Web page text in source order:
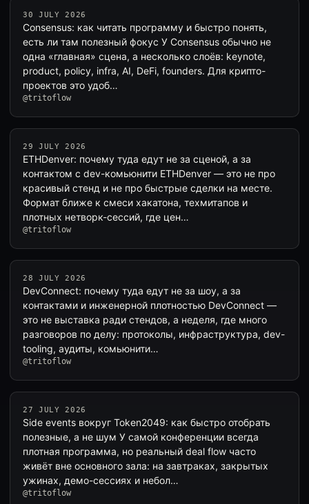
30 JULY 2026
Consensus: как читать программу и быстро понять,
есть ли там полезный фокус У Consensus обычно не
одна «главная» сцена, а несколько слоёв: keynote,
product, policy, infra, AI, DeFi, founders. Для крипто-
проектов это удоб…
@tritoflow
29 JULY 2026
ETHDenver: почему туда едут не за сценой, а за
контактом с dev-комьюнити ETHDenver — это не про
красивый стенд и не про быстрые сделки на месте.
Формат ближе к смеси хакатона, техмитапов и
плотных нетворк-сессий, где цен…
@tritoflow
28 JULY 2026
DevConnect: почему туда едут не за шоу, а за
контактами и инженерной плотностью DevConnect —
это не выставка ради стендов, а неделя, где много
разговоров по делу: протоколы, инфраструктура, dev-
tooling, аудиты, комьюнити…
@tritoflow
27 JULY 2026
Side events вокруг Token2049: как быстро отобрать
полезные, а не шум У самой конференции всегда
плотная программа, но реальный deal flow часто
живёт вне основного зала: на завтраках, закрытых
ужинах, демо-сессиях и небол…
@tritoflow